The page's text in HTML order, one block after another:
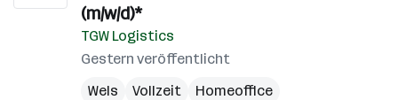
(m/w/d)*
TGW Logistics
Gestern veröffentlicht
Wels
Vollzeit
Homeoffice